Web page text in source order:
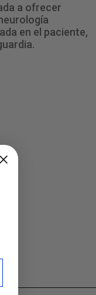
a ofrecer
en el paciente,